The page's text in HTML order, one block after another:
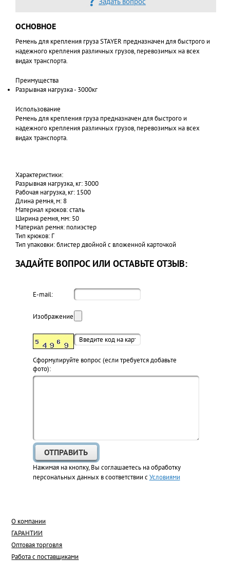
ОСНОВНОЕ
Ремень для крепления груза STAYER предназначен для быстрого и
надежного крепления различных грузов, перевозимых на всех
видах транспорта.
Преимущества
Разрывная нагрузка - 3000кг
Использование
Ремень для крепления груза предназначен для быстрого и
надежного крепления различных грузов, перевозимых на всех
видах транспорта.
Характеристики:
Разрывная нагрузка, кг: 3000
Рабочая нагрузка, кг: 1500
Длина ремня, м: 8
Материал крюков: сталь
Ширина ремня, мм: 50
Материал ремня: полиэстер
Тип крюков: Г
Тип упаковки: блистер двойной с вложенной карточкой
ЗАДАЙТЕ ВОПРОС ИЛИ ОСТАВЬТЕ ОТЗЫВ:
E-mail:
Изображение:
Cформулируйте вопрос (если требуется добавьте
фото):
Нажимая на кнопку, Вы соглашаетесь на обработку
персональных данных в соответствии сУсловиями
О компании
ГАРАНТИИ
Оптовая торговля
Работа с поставщиками